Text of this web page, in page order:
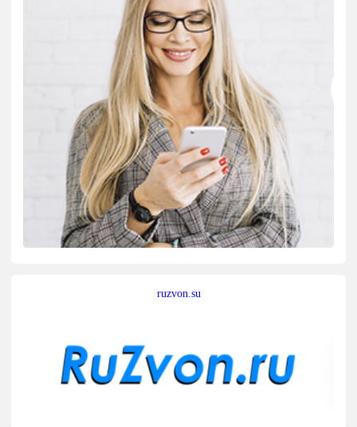
ruzvon.su